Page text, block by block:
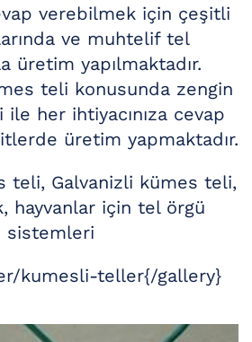
verebilmek için çeşitli
ve muhtelif tel
üretim yapılmaktadır.
teli konusunda zengin
her ihtiyacınıza cevap
üretim yapmaktadır.
teli, Galvanizli kümes teli,
hayvanlar için tel örgü
sistemleri
kumesli-teller{/gallery}